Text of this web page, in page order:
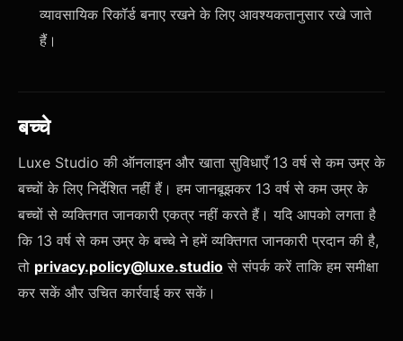
व्यावसायिक रिकॉर्ड बनाए रखने के लिए आवश्यकतानुसार रखे जाते
हैं।
बच्चे
Luxe Studio की ऑनलाइन और खाता सुविधाएँ 13 वर्ष से कम उम्र के
बच्चों के लिए निर्देशित नहीं हैं। हम जानबूझकर 13 वर्ष से कम उम्र के
बच्चों से व्यक्तिगत जानकारी एकत्र नहीं करते हैं। यदि आपको लगता है
कि 13 वर्ष से कम उम्र के बच्चे ने हमें व्यक्तिगत जानकारी प्रदान की है,
तो privacy.policy@luxe.studio से संपर्क करें ताकि हम समीक्षा
कर सकें और उचित कार्रवाई कर सकें।